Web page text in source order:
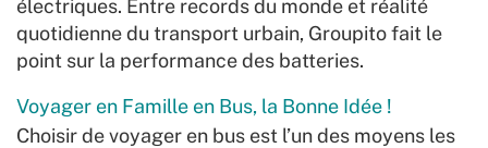
électriques. Entre records du monde et réalité
quotidienne du transport urbain, Groupito fait le
point sur la performance des batteries.
Voyager en Famille en Bus, la Bonne Idée !
Choisir de voyager en bus est l’un des moyens les